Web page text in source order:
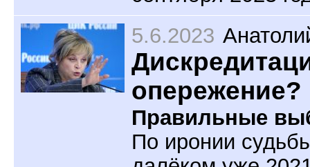
5.6.2023
опережение?
Правильные
По иронии